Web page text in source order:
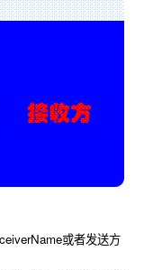
或者发送方